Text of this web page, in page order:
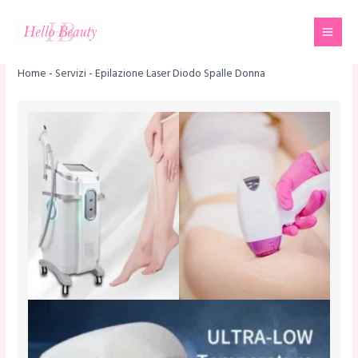
contenuto
Home- Servizi-Epilazione Laser Diodo Spalle Donna